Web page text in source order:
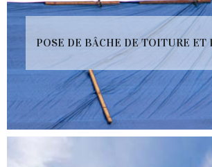
POSE DE BÂCHE DE TOITURE ET